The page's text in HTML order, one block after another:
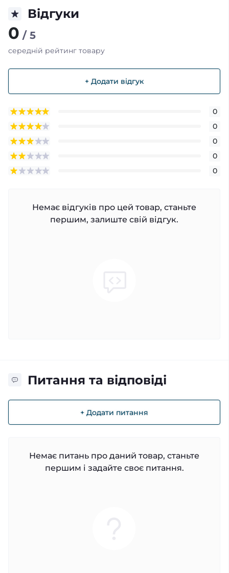
Відгуки
0 / 5
середній рейтинг товару
+ Додати відгук
0
0
0
0
0
Немає відгуків про цей товар, станьте
першим, залиште свій відгук.
Питання та відповіді
+ Додати питання
Немає питань про даний товар, станьте
першим і задайте своє питання.